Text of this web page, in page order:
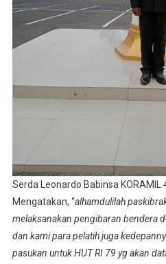
Serda Leonardo Babinsa KORAMIL
Mengatakan, “alhamdulilah
melaksanakan pengibaran bendera
dan kami para pelatih juga
pasukan untuk HUT RI 79 yg akan